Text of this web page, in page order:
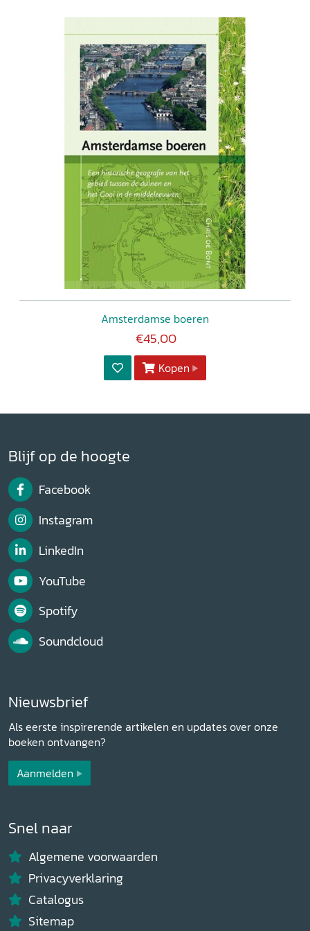
Amsterdamse boeren
€45,00
Kopen
Blijf op de hoogte
Facebook
Instagram
LinkedIn
YouTube
Spotify
Soundcloud
Nieuwsbrief
Als eerste inspirerende artikelen en updates over onze
boeken ontvangen?
Aanmelden
Snel naar
Algemene voorwaarden
Privacyverklaring
Catalogus
Sitemap